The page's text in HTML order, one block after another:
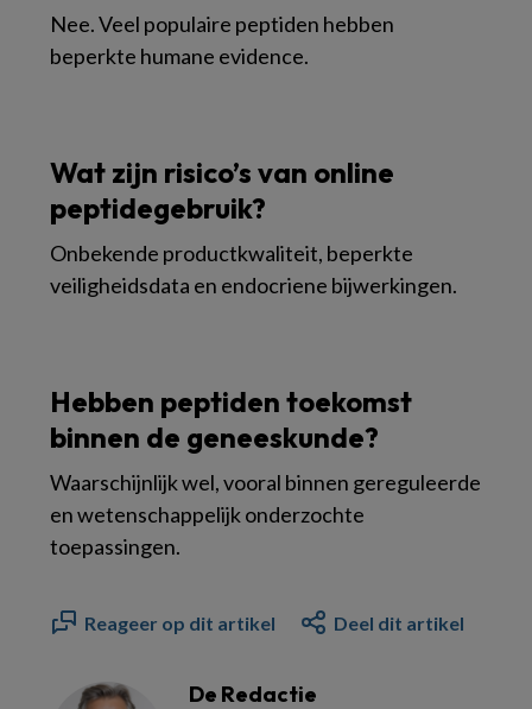
Nee. Veel populaire peptiden hebben
beperkte humane evidence.
Wat zijn risico’s van online
peptidegebruik?
Onbekende productkwaliteit, beperkte
veiligheidsdata en endocriene bijwerkingen.
Hebben peptiden toekomst
binnen de geneeskunde?
Waarschijnlijk wel, vooral binnen gereguleerde
en wetenschappelijk onderzochte
toepassingen.
Reageer op dit artikel Deel dit artikel
De Redactie